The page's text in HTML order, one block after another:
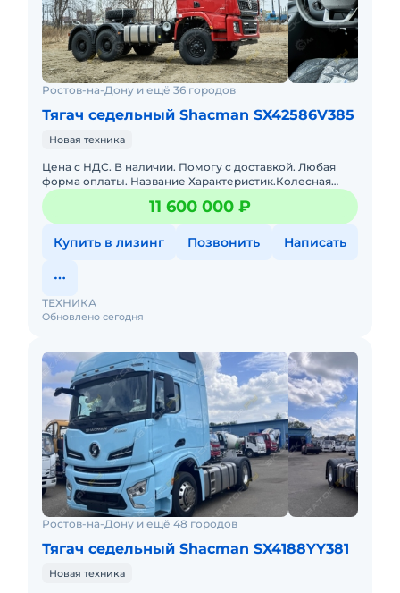
Ростов-на-Дону и ещё 36 городов
Тягач седельный Shacman SX42586V385
Новая техника
Цена с НДС. В наличии. Помогу с доставкой. Любая
форма оплаты. Название Характеристик.Колесная
формула: 6х6 Масса: 8 500-13 450 кгКоробка передач:
Fast Full
11 600 000 ₽
Купить в лизинг Позвонить Написать
Обновлено сегодня
ТЕХНИКА
Ростов-на-Дону и ещё 48 городов
Тягач седельный Shacman SX4188YY381
Новая техника